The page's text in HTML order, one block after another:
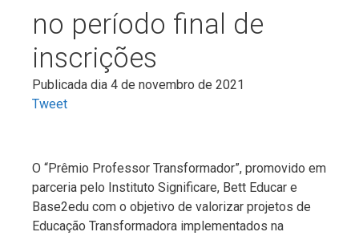
no período final de
inscrições
Publicada dia 4 de novembro de 2021
Tweet
O “Prêmio Professor Transformador”, promovido em
parceria pelo Instituto Significare, Bett Educar e
Base2edu com o objetivo de valorizar projetos de
Educação Transformadora implementados na